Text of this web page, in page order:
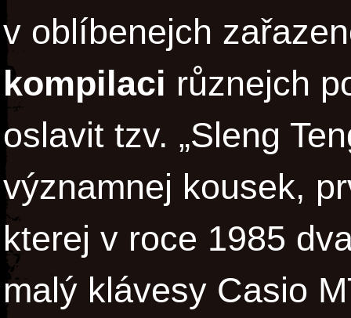
v oblíbenejch
kompilaci různejch
oslavit tzv. „Sleng
významnej kousek,
kterej v roce 1985
malý klávesy Casio